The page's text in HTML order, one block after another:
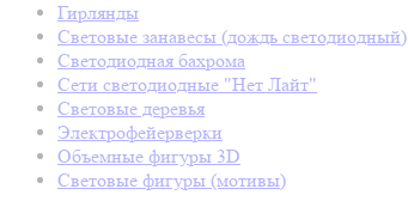
Гирлянды
Световые занавесы (дождь светодиодный)
Светодиодная бахрома
Сети светодиодные "Нет Лайт"
Световые деревья
Электрофейерверки
Объемные фигуры 3D
Световые фигуры (мотивы)